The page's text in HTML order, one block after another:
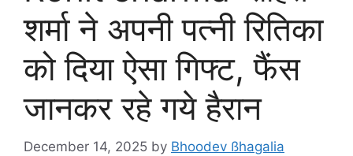
शर्मा ने अपनी पत्नी रितिका
को दिया ऐसा गिफ्ट, फैंस
जानकर रहे गये हैरान
December 14, 2025 by Bhoodev ßhagalia